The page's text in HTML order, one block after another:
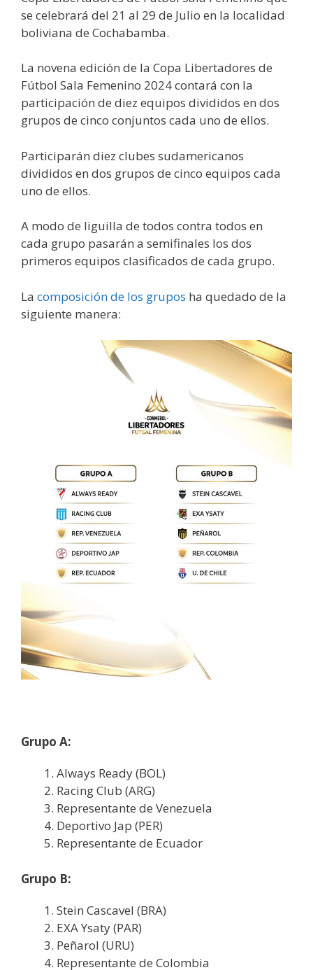
se celebrará del 21 al 29 de Julio en la localidad
boliviana de Cochabamba.
La novena edición de la Copa Libertadores de
Fútbol Sala Femenino 2024 contará con la
participación de diez equipos divididos en dos
grupos de cinco conjuntos cada uno de ellos.
Participarán diez clubes sudamericanos
divididos en dos grupos de cinco equipos cada
uno de ellos.
A modo de liguilla de todos contra todos en
cada grupo pasarán a semifinales los dos
primeros equipos clasificados de cada grupo.
La composición de los grupos ha quedado de la
siguiente manera:
Grupo A:
Always Ready (BOL)
Racing Club (ARG)
Representante de Venezuela
Deportivo Jap (PER)
Representante de Ecuador
Grupo B:
Stein Cascavel (BRA)
EXA Ysaty (PAR)
Peñarol (URU)
Representante de Colombia